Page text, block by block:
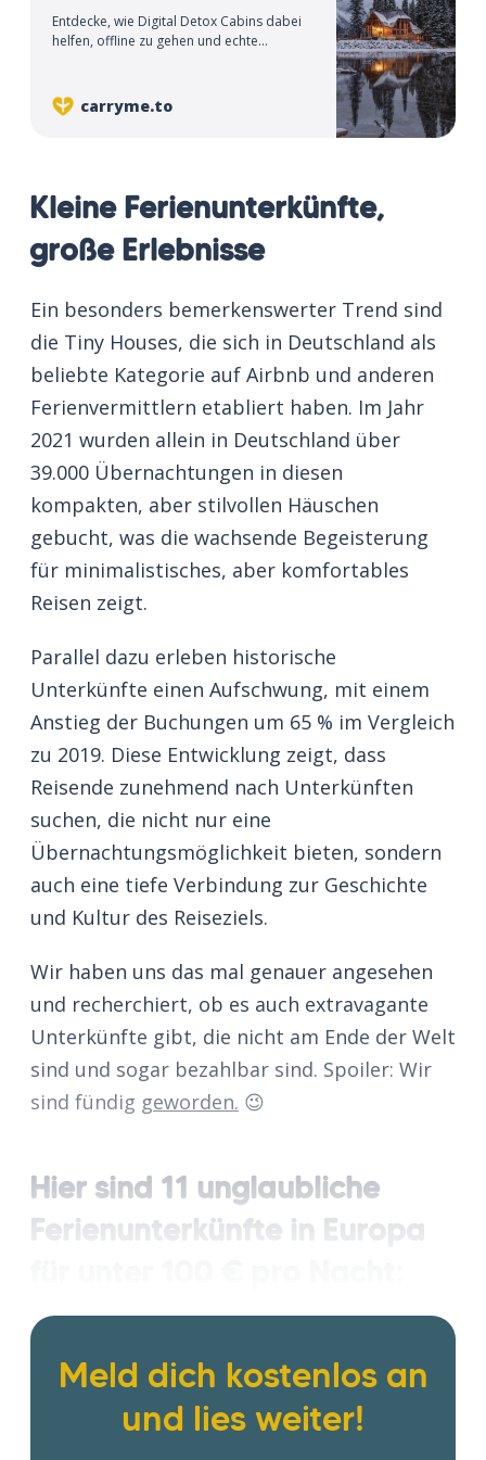
Entdecke, wie Digital Detox Cabins dabei
helfen, offline zu gehen und echte
carryme.to
Kleine Ferienunterkünfte,
große Erlebnisse
Ein besonders bemerkenswerter Trend sind
die Tiny Houses, die sich in Deutschland als
beliebte Kategorie auf Airbnb und anderen
Ferienvermittlern etabliert haben. Im Jahr
2021 wurden allein in Deutschland über
39.000 Übernachtungen in diesen
kompakten, aber stilvollen Häuschen
gebucht, was die wachsende Begeisterung
für minimalistisches, aber komfortables
Reisen zeigt.
Parallel dazu erleben historische
Unterkünfte einen Aufschwung, mit einem
Anstieg der Buchungen um 65 % im Vergleich
zu 2019. Diese Entwicklung zeigt, dass
Reisende zunehmend nach Unterkünften
suchen, die nicht nur eine
Übernachtungsmöglichkeit bieten, sondern
auch eine tiefe Verbindung zur Geschichte
und Kultur des Reiseziels.
Wir haben uns das mal genauer angesehen
und recherchiert, ob es auch extravagante
Unterkünfte gibt, die nicht am Ende der Welt
sind und sogar bezahlbar sind. Spoiler: Wir
sind fündig geworden. 😉
Hier sind 11 unglaubliche
Ferienunterkünfte in Europa
Meld dich kostenlos an
und lies weiter!